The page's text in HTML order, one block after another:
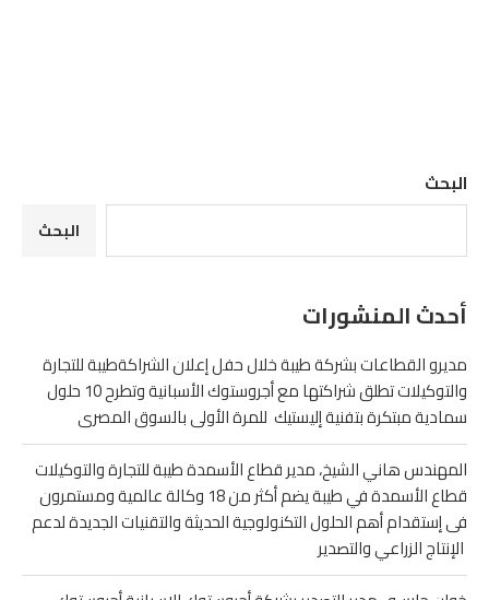
البحث
البحث
أحدث المنشورات
مديرو القطاعات بشركة طيبة خلال حفل إعلان الشراكةطيبة للتجارة
والتوكيلات تطلق شراكتها مع أجروستوك الأسبانية وتطرح 10 حلول
سمادية مبتكرة بتفنية إليستيك للمرة الأولى بالسوق المصرى
المهندس هاني الشيخ، مدير قطاع الأسمدة طيبة للتجارة والتوكيلات
قطاع الأسمدة في طيبة يضم أكثر من 18 وكالة عالمية ومستمرون
فى إستقدام أهم الحلول التكنولوجية الحديثة والتقنيات الجديدة لدعم
الإنتاج الزراعي والتصدير